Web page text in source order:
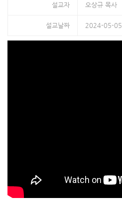
설교자 오상규 목사
설교날짜 2024-05-05